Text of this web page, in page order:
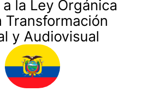
la Ley Orgánica
Transformación
y Audiovisual